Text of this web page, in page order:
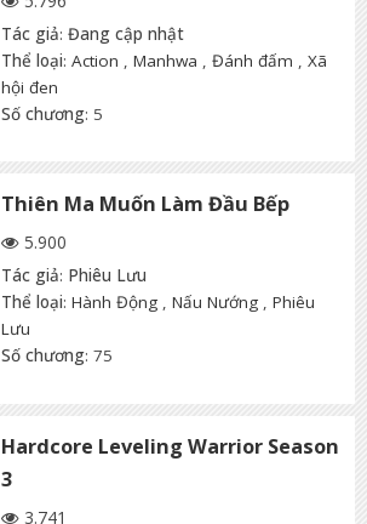
Tác giả: Đang cập nhật
Thể loại: Action , Manhwa , Đánh đấm , Xã
hội đen
Số chương: 5
Thiên Ma Muốn Làm Đầu Bếp
5.900
Tác giả: Phiêu Lưu
Thể loại: Hành Động , Nấu Nướng , Phiêu
Lưu
Số chương: 75
Hardcore Leveling Warrior Season
3
3.741